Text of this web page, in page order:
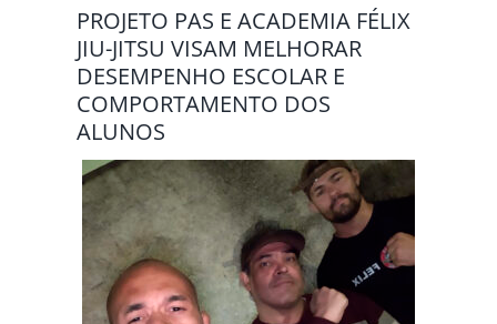
PROJETO PAS E ACADEMIA FÉLIX
JIU-JITSU VISAM MELHORAR
DESEMPENHO ESCOLAR E
COMPORTAMENTO DOS
ALUNOS